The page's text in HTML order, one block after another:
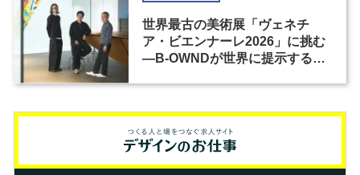
世界最古の美術展「ヴェネチ
ア・ビエンナーレ2026」に挑む
―B-OWNDが世界に提示する美